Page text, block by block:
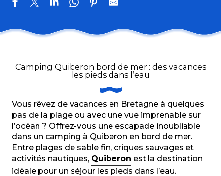
Hôtel de Plein Air Sauvage
Camping municipal de Kerné
Camping les Joncs du Roch
Camping de Port Blanc
Camping municipal de Penthièvre
Camping le Conguel - Siblu Village
Camping municipal du Rohu
Camping municipal du Goviro
Camping GCU
Camping Beauséjour
Camping Quiberon bord de mer : des vacances
les pieds dans l’eau
Vous rêvez de vacances en Bretagne à quelques
pas de la plage ou avec une vue imprenable sur
l’océan ? Offrez-vous une escapade inoubliable
dans un camping à Quiberon en bord de mer.
Entre plages de sable fin, criques sauvages et
activités nautiques, Quiberon est la destination
idéale pour un séjour les pieds dans l’eau.